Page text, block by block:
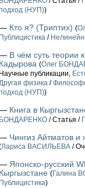
(НУП))
Кто я? (Триптих) (
Публицистика /
В чём суть теории
Кадырова (Олег
Научные публикации,
физика /
(НУП))
Книга в
БОНДАРЕНКО / Статья /
Чингиз Айтматов и
Лариса ВАСИЛЬЕВА /
Японско-русский
Кыргызстане (Галина
Публицистика)